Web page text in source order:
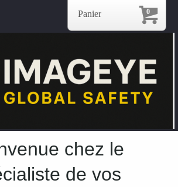
chez le
de vos
0
Panier